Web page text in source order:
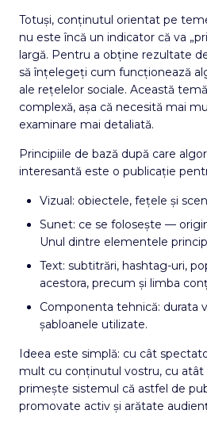
Totuși, conținutul orientat pe
nu este încă un indicator că va
largă. Pentru a obține rezultate
să înțelegeți cum funcționează
ale rețelelor sociale. Această
complexă, așa că necesită mai
examinare mai detaliată.
Principiile de bază după care
interesantă este o publicație
Vizual: obiectele, fețele și
Sunet: ce se folosește —
Unul dintre elementele
Text: subtitrări, hashtag-uri,
acestora, precum și limba
Componenta tehnică: durata
șabloanele utilizate.
Ideea este simplă: cu cât
mult cu conținutul vostru, cu
primește sistemul că astfel de
promovate activ și arătate